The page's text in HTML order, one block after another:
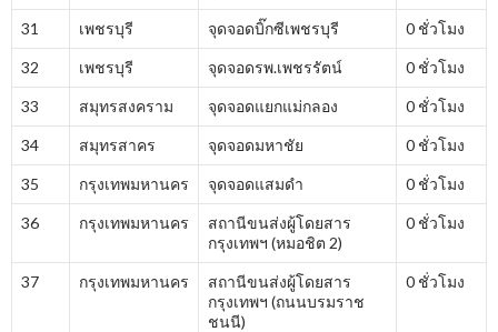
31 เพชรบุรี จุดจอดบิ๊กซีเพชรบุรี 0 ชั่วโมง
32 เพชรบุรี จุดจอดรพ.เพชรรัตน์ 0 ชั่วโมง
33 สมุทรสงคราม จุดจอดแยกแม่กลอง 0 ชั่วโมง
34 สมุทรสาคร จุดจอดมหาชัย 0 ชั่วโมง
35 กรุงเทพมหานคร จุดจอดแสมดำ 0 ชั่วโมง
36 กรุงเทพมหานคร
สถานีขนส่งผู้โดยสาร
กรุงเทพฯ (หมอชิต 2)
0 ชั่วโมง
37 กรุงเทพมหานคร
สถานีขนส่งผู้โดยสาร
กรุงเทพฯ (ถนนบรมราช
ชนนี)
0 ชั่วโมง